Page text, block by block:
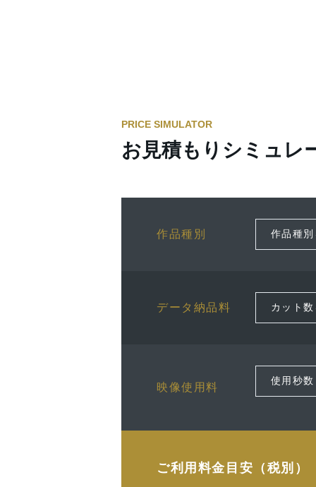
PRICE SIMULATOR
お見積もりシミュレ
作品種別
データ納品料
映像使用料
ご利用料金目安（税別）